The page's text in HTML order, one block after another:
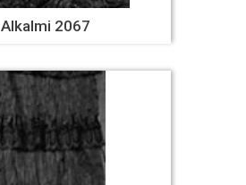
Alkalmi 2067